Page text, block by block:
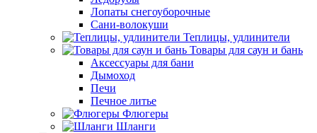
Лопаты снегоуборочные
Сани-волокуши
Теплицы, удлинители
Товары для саун и бань
Аксессуары для бани
Дымоход
Печи
Печное литье
Флюгеры
Шланги